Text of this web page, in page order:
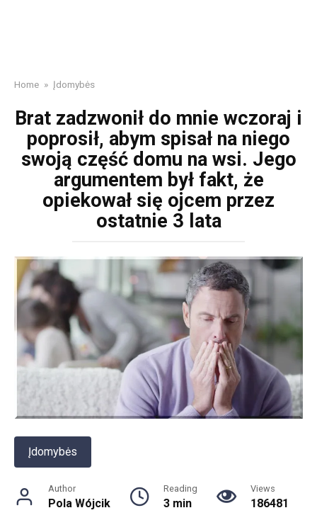
Home » Įdomybės
Brat zadzwonił do mnie wczoraj i
poprosił, abym spisał na niego
swoją część domu na wsi. Jego
argumentem był fakt, że
opiekował się ojcem przez
ostatnie 3 lata
Įdomybės
Author
Pola Wójcik
Reading
3 min
Views
186481